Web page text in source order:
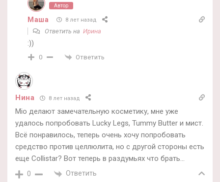
Автор
Маша 8 лет назад
Ответить на Ирина
:))
0 Ответить
Нина 8 лет назад
Mio делают замечательную косметику, мне уже
удалось попробовать Lucky Legs, Tummy Butter и мист.
Всё понравилось, теперь очень хочу попробовать
средство против целлюлита, но с другой стороны есть
еще Collistar? Вот теперь в раздумьях что брать…
0 Ответить